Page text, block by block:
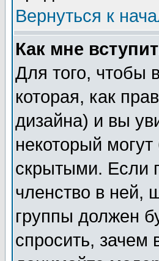
Вернуться к
Как мне
Для того, чтобы
которая, как
дизайна) и вы
некоторый
скрытыми. Если
членство в ней,
группы должен
спросить, зачем